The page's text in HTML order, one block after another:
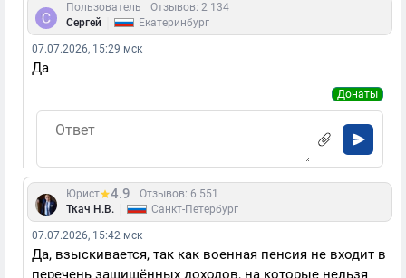
Пользователь
Отзывов: 2 134
Сергей
Екатеринбург
07.07.2026, 15:29 мск
Да
Донаты
Юрист 4.9
Отзывов: 6 551
Ткач Н.В.
Санкт-Петербург
07.07.2026, 15:42 мск
Да, взыскивается, так как военная пенсия не входит в
перечень защищённых доходов, на которые нельзя